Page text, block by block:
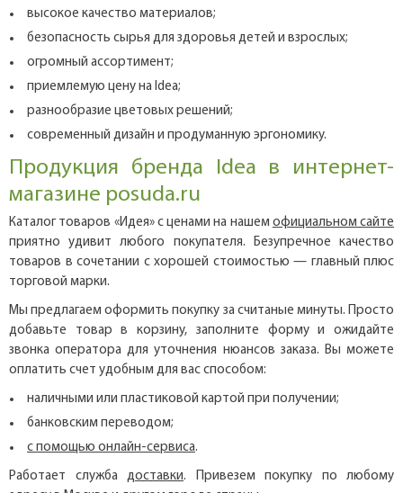
высокое качество материалов;
безопасность сырья для здоровья детей и взрослых;
огромный ассортимент;
приемлемую цену на Idea;
разнообразие цветовых решений;
современный дизайн и продуманную эргономику.
Продукция бренда Idea в интернет-
магазине posuda.ru
Каталог товаров «Идея» с ценами на нашем официальном сайте
приятно удивит любого покупателя. Безупречное качество
товаров в сочетании с хорошей стоимостью — главный плюс
торговой марки.
Мы предлагаем оформить покупку за считаные минуты. Просто
добавьте товар в корзину, заполните форму и ожидайте
звонка оператора для уточнения нюансов заказа. Вы можете
оплатить счет удобным для вас способом:
наличными или пластиковой картой при получении;
банковским переводом;
с помощью онлайн-сервиса.
Работает служба доставки. Привезем покупку по любому